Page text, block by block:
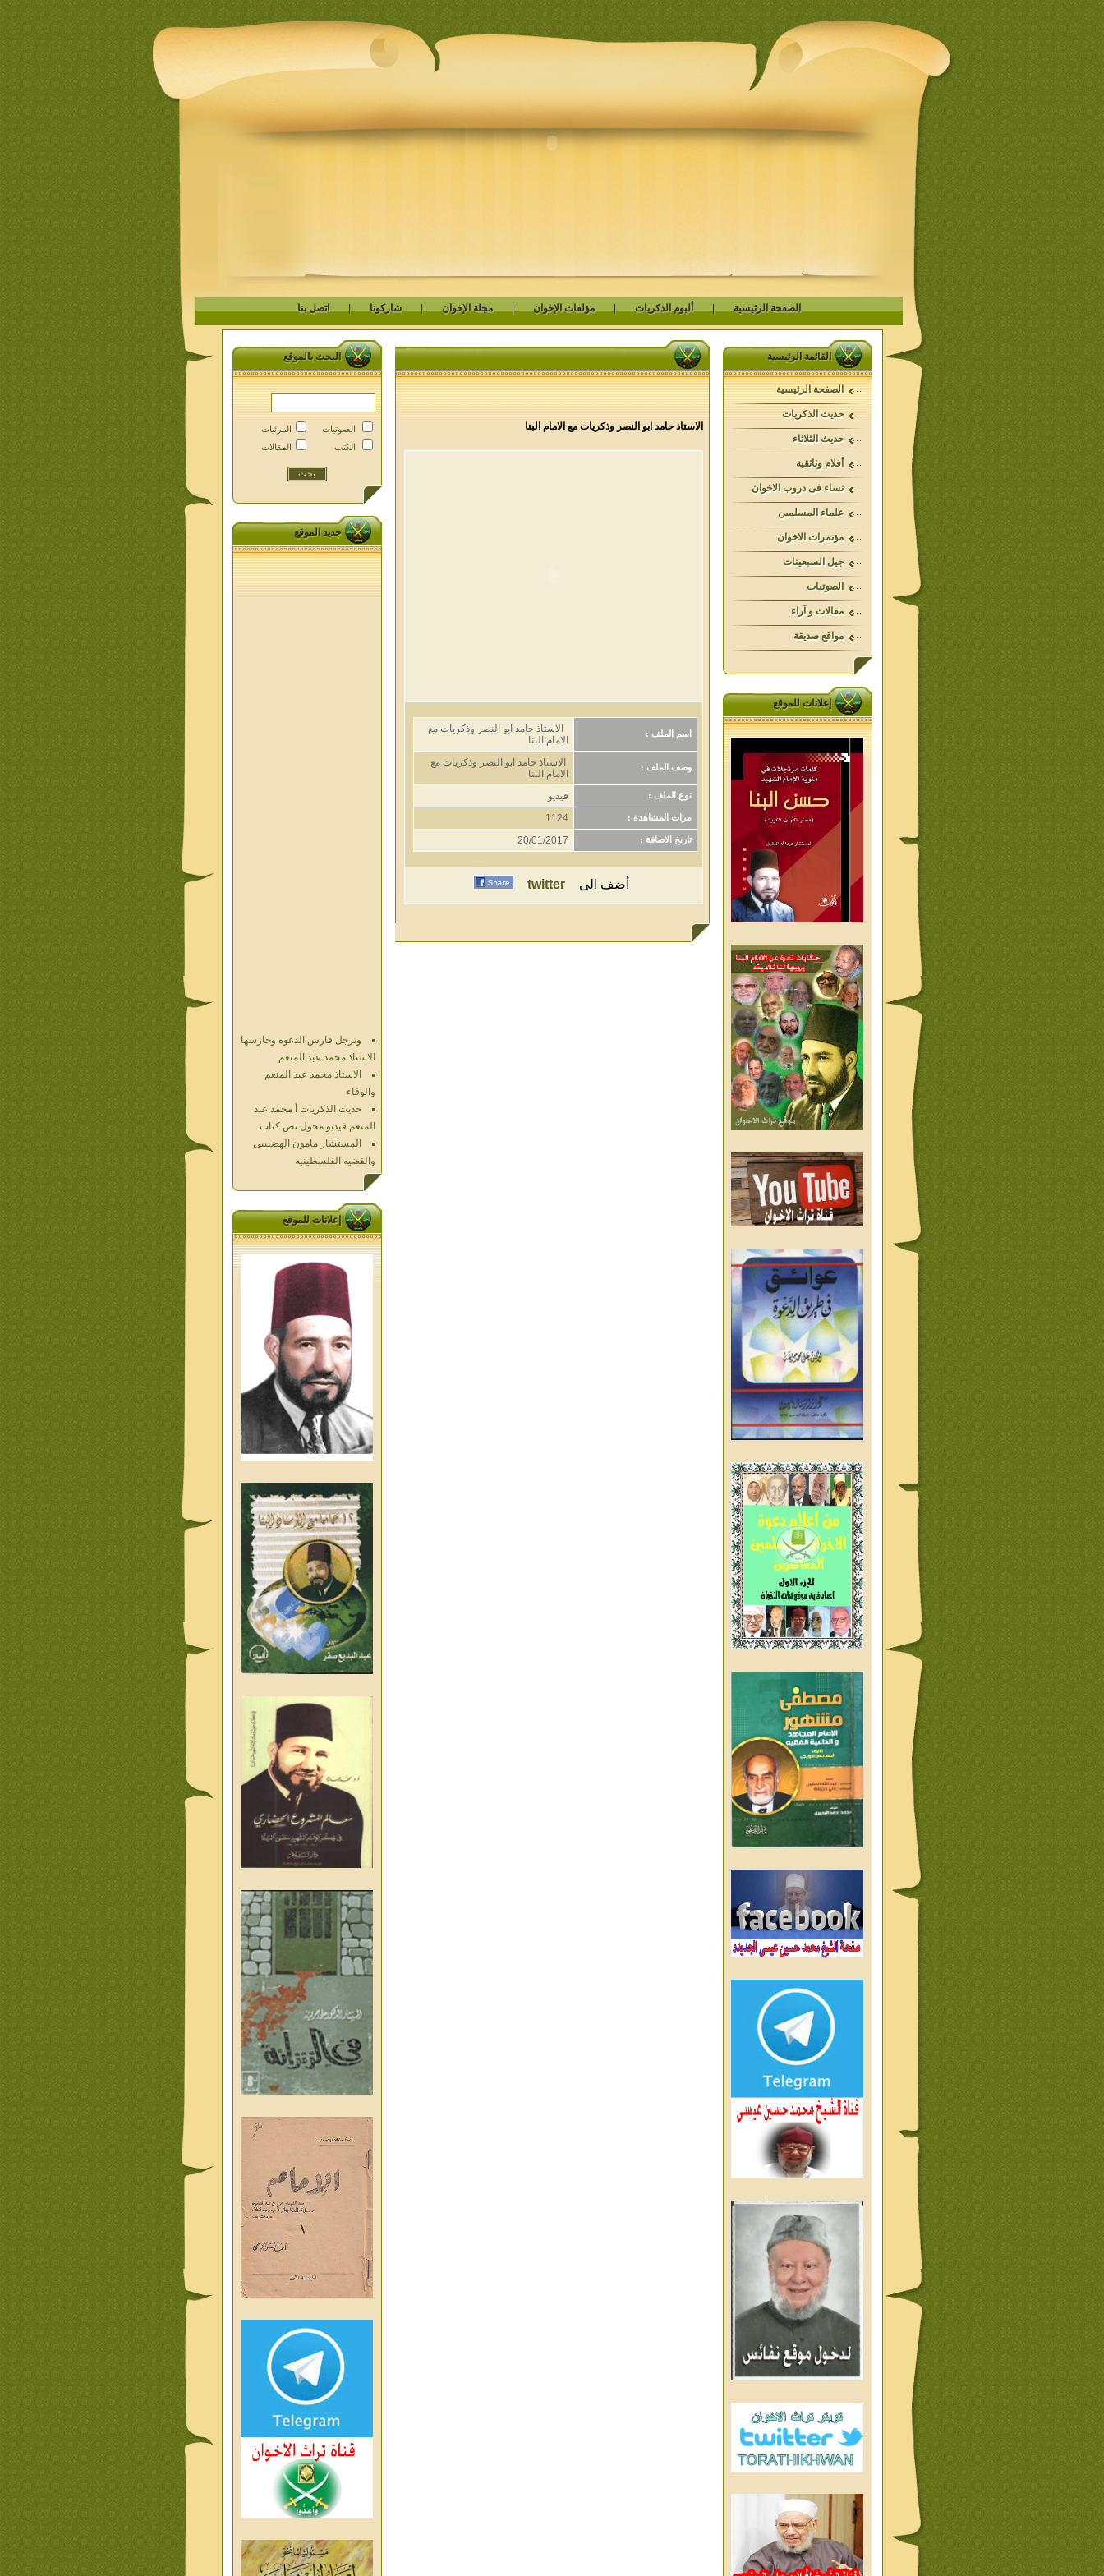
الصفحة الرئيسية | ألبوم الذكريات | مؤلفات الإخوان | مجلة الإخوان | شاركونا | اتصل بنا
القائمة الرئيسية
الصفحة الرئيسية
حديث الذكريات
حديث الثلاثاء
أفلام وثائقية
نساء فى دروب الاخوان
علماء المسلمين
مؤتمرات الاخوان
جيل السبعينات
الصوتيات
مقالات و آراء
مواقع صديقة
إعلانات للموقع
الاستاذ حامد ابو النصر وذكريات مع الامام البنا
اسم الملف :
الاستاذ حامد ابو النصر وذكريات مع
الامام البنا
وصف الملف :
الاستاذ حامد ابو النصر وذكريات مع
الامام البنا
نوع الملف : فيديو
مرات المشاهدة : 1124
تاريخ الاضافة : 20/01/2017
أضف الى twitter
البحث بالموقع
الصوتيات
الكتب
المرئيات
المقالات
جديد الموقع
الاستاذ محمد عبد المنعم
والوفاء
حديث الذكريات أ محمد عبد
المنعم فيديو محول نص كتاب
المستشار مامون الهضيبيى
والقضيه الفلسطينيه
العداله الغائبه 1000 شهيد
فلسطين ده كان زمان
الاقصى فى قلوبنا
خواطر الحج
الاخوان فى حرب فلسطين
حكايات من التراث الجزء الاول
من اعلام الاخوان المسلمين
المعاصرين الجزء الثانى
ديوان شعر الاخوان فى القلب
تاليف الشيخ على متولى
تفاصيل جنازة الشهيد احمد
النيسى وعمر شاهين 1952
جمعه امين ومواقف ساعدت
الامام البنا فى تكوين شخصي
الاستاذ جمعه امين وعبقرية
الامام البنا
الشمائل المحمديه دكتور يحيى
غزب
واليوم والغد
من تراث د احمد العسال
العلمانية
كلمات رمضانية الشيخ عيسى
عبد العليم
قبسات رمضانية الشيخ عيسى
عبد العليم
إعلانات للموقع